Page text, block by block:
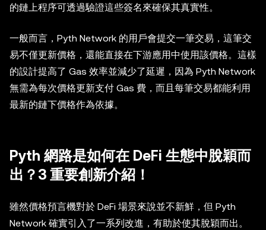
的鏈上程序可透過驗證這些簽名來確保其真實性。
一般而言，Pyth Network 的用戶會提交一筆交易，這筆交
易不僅更新價格，還能直接在下游應用中使用該價格。這樣
的設計提高了 Gas 效率並減少了延遲，因為 Pyth Network
無需為每次價格更新支付 Gas 費，而且每筆交易都能利用
最新的鏈下價格作為依據。
Pyth 網路是如何在 DeFi 生態中脫穎而
出？3 重要創新介紹！
雖然價格預言機對於 DeFi 場景來說並不新鮮，但 Pyth
Network 確實引入了一系列改進，有助於使其脫穎而出。